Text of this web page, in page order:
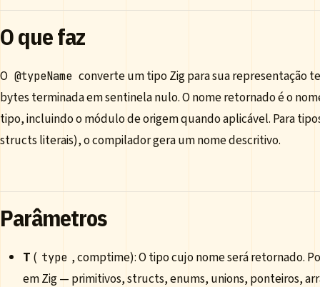
O que faz
O @typeName converte um tipo Zig para sua representação
bytes terminada em sentinela nulo. O nome retornado é o
tipo, incluindo o módulo de origem quando aplicável. Para
structs literais), o compilador gera um nome descritivo.
Parâmetros
T ( type , comptime): O tipo cujo nome será retornado.
em Zig — primitivos, structs, enums, unions, ponteiros,